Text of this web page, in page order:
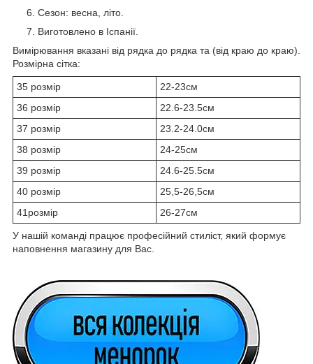
Сезон: весна, літо.
Виготовлено в Іспанії.
Вимірювання вказані від рядка до рядка та (від краю до краю).
Розмірна сітка:
35 розмір
22-23см
36 розмір
22.6-23.5см
37 розмір
23.2-24.0см
38 розмір
24-25см
39 розмір
24.6-25.5см
40 розмір
25,5-26,5см
41розмір
26-27см
У нашій команді працює професійний стиліст, який формує
наповнення магазину для Вас.